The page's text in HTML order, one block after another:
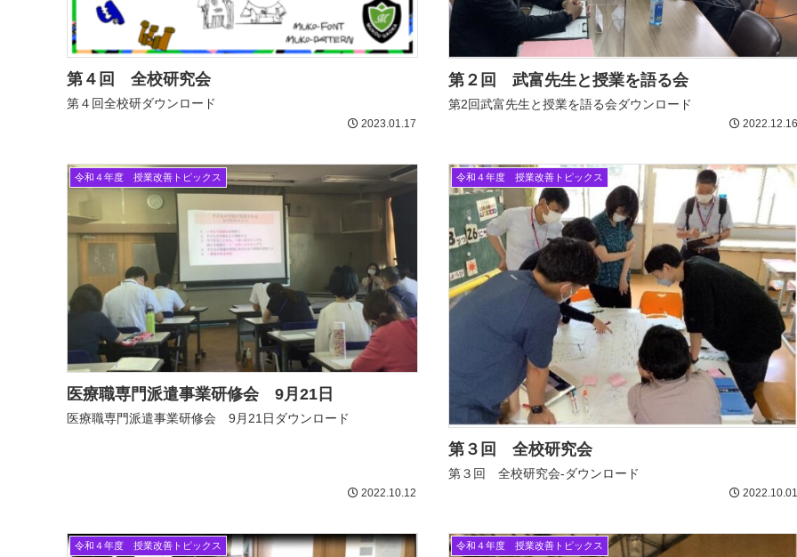
第４回 全校研究会
第４回全校研ダウンロード
2023.01.17
第２回 武富先生と授業を語る会
第2回武富先生と授業を語る会ダウンロード
令和４年度 授業改善トピックス
医療職専門派遣事業研修会 9月21日
医療職専門派遣事業研修会 9月21日ダウンロード
2022.10.12
令和４年度 授業改善トピックス
第３回 全校研究会
第３回 全校研究会-ダウンロード
令和４年度 授業改善トピックス 令和４年度 授業改善トピックス